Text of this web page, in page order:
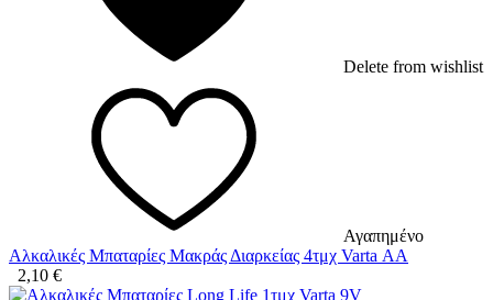
Delete from wishlist
Αγαπημένο
Αλκαλικές Μπαταρίες Μακράς Διαρκείας 4τμχ Varta ΑΑ
2,10 €